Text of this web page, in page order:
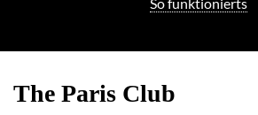
The Paris Club